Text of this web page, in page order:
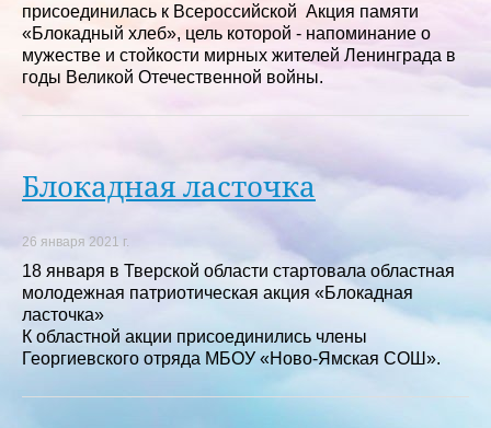
присоединилась к Всероссийской Акция памяти
«Блокадный хлеб», цель которой - напоминание о
мужестве и стойкости мирных жителей Ленинграда в
годы Великой Отечественной войны.
Блокадная ласточка
26 января 2021 г.
18 января в Тверской области стартовала областная
молодежная патриотическая акция «Блокадная
ласточка»
К областной акции присоединились члены
Георгиевского отряда МБОУ «Ново-Ямская СОШ».